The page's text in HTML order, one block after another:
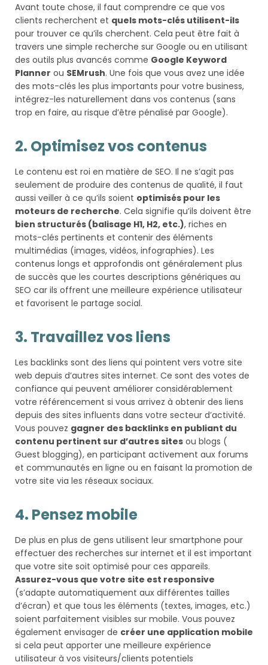
Avant toute chose, il faut comprendre ce que vos
clients recherchent et quels mots-clés utilisent-ils
pour trouver ce qu’ils cherchent. Cela peut être fait à
travers une simple recherche sur Google ou en utilisant
des outils plus avancés comme Google Keyword
Planner ou SEMrush. Une fois que vous avez une idée
des mots-clés les plus importants pour votre business,
intégrez-les naturellement dans vos contenus (sans
trop en faire, au risque d’être pénalisé par Google).
2. Optimisez vos contenus
Le contenu est roi en matière de SEO. Il ne s’agit pas
seulement de produire des contenus de qualité, il faut
aussi veiller à ce qu’ils soient optimisés pour les
moteurs de recherche. Cela signifie qu’ils doivent être
bien structurés (balisage H1, H2, etc.), riches en
mots-clés pertinents et contenir des éléments
multimédias (images, vidéos, infographies). Les
contenus longs et approfondis ont généralement plus
de succès que les courtes descriptions génériques au
SEO car ils offrent une meilleure expérience utilisateur
et favorisent le partage social.
3. Travaillez vos liens
Les backlinks sont des liens qui pointent vers votre site
web depuis d’autres sites internet. Ce sont des votes de
confiance qui peuvent améliorer considérablement
votre référencement si vous arrivez à obtenir des liens
depuis des sites influents dans votre secteur d’activité.
Vous pouvez gagner des backlinks en publiant du
contenu pertinent sur d’autres sites ou blogs (
Guest blogging), en participant activement aux forums
et communautés en ligne ou en faisant la promotion de
votre site via les réseaux sociaux.
4. Pensez mobile
De plus en plus de gens utilisent leur smartphone pour
effectuer des recherches sur internet et il est important
que votre site soit optimisé pour ces appareils.
Assurez-vous que votre site est responsive
(s’adapte automatiquement aux différentes tailles
d’écran) et que tous les éléments (textes, images, etc.)
soient parfaitement visibles sur mobile. Vous pouvez
également envisager de créer une application mobile
si cela peut apporter une meilleure expérience
utilisateur à vos visiteurs/clients potentiels